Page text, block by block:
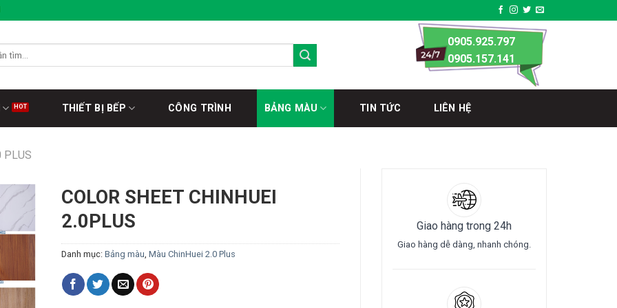
0905.925.797
0905.157.141
THIẾT BỊ BẾP CÔNG TRÌNH BẢNG MÀU TIN TỨC LIÊN HỆ
PLUS
Giao hàng trong 24h
Giao hàng dễ dàng, nhanh chóng.
COLOR SHEET CHINHUEI
2.0PLUS
Danh mục: Bảng màu Màu ChinHuei 2.0 Plus